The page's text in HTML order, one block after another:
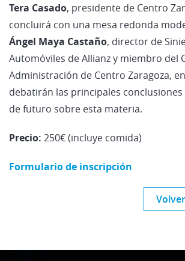
Tera Casado, presidente de Centro
concluirá con una mesa redonda
Ángel Maya Castaño, director de
Automóviles de Allianz y miembro del
Administración de Centro Zaragoza,
debatirán las principales
de futuro sobre esta materia.
Precio: 250€ (incluye comida)
Formulario de inscripción